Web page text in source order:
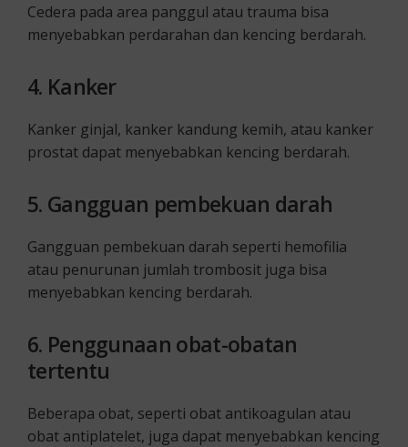
Cedera pada area panggul atau trauma bisa
menyebabkan perdarahan dan kencing berdarah.
4. Kanker
Kanker ginjal, kanker kandung kemih, atau kanker
prostat dapat menyebabkan kencing berdarah.
5. Gangguan pembekuan darah
Gangguan pembekuan darah seperti hemofilia
atau penurunan jumlah trombosit juga bisa
menyebabkan kencing berdarah.
6. Penggunaan obat-obatan
tertentu
Beberapa obat, seperti obat antikoagulan atau
obat antiplatelet, juga dapat menyebabkan kencing